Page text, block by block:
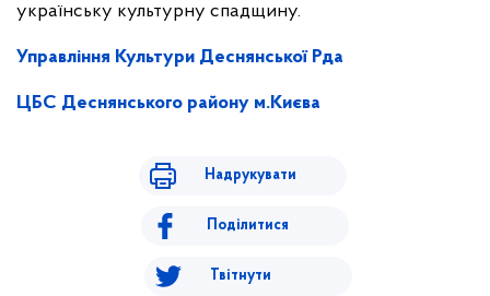
українську культурну спадщину.
Управління Культури Деснянської Рда
ЦБС Деснянського району м.Києва
Надрукувати
Поділитися
Твітнути